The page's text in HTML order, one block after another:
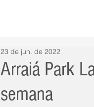
Arraiá Park
semana
23 de jun. de 2022